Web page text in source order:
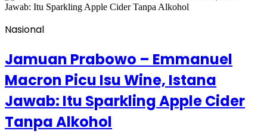
Nasional
Jamuan Prabowo – Emmanuel
Macron Picu Isu Wine, Istana
Jawab: Itu Sparkling Apple Cider
Tanpa Alkohol